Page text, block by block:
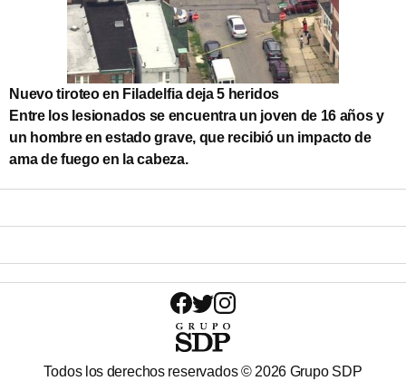
Nuevo tiroteo en Filadelfia deja 5 heridos
Entre los lesionados se encuentra un joven de 16 años y
un hombre en estado grave, que recibió un impacto de
ama de fuego en la cabeza.
Todos los derechos reservados ©2026 Grupo SDP